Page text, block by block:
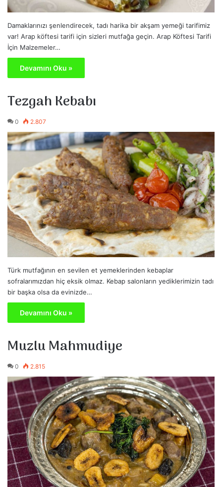
Damaklarınızı şenlendirecek, tadı harika bir akşam yemeği tarifimiz
var! Arap köftesi tarifi için sizleri mutfağa geçin. Arap Köftesi Tarifi
İçin Malzemeler…
Devamını Oku »
Tezgah Kebabı
0 2.807
Türk mutfağının en sevilen et yemeklerinden kebaplar
sofralarımızdan hiç eksik olmaz. Kebap salonların yediklerimizin tadı
bir başka olsa da evinizde…
Devamını Oku »
Muzlu Mahmudiye
0 2.815